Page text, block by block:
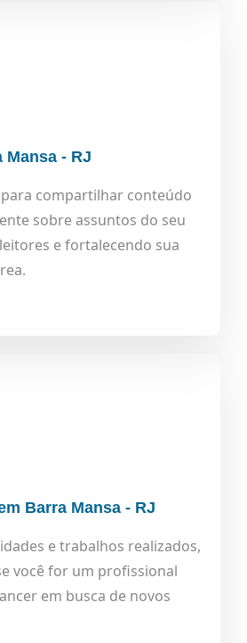
Mansa - RJ
compartilhar conteúdo
sobre assuntos do seu
e fortalecendo sua
Barra Mansa - RJ
e trabalhos realizados,
você for um profissional
em busca de novos